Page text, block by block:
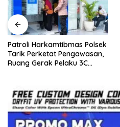
Polres Pasuruan Tegaskan
Penanganan Kasus Laka
Lantas 2017 Telah Tuntas dan